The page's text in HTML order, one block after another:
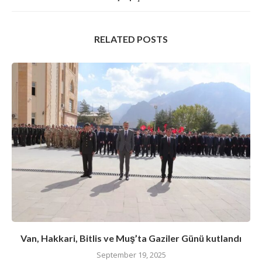
RELATED POSTS
Van, Hakkari, Bitlis ve Muş’ta Gaziler Günü kutlandı
September 19, 2025